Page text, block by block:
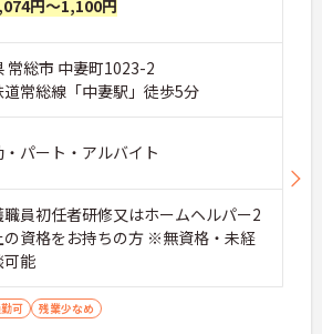
円～1,100円
常総市 中妻町1023-2
道常総線「中妻駅」徒歩5分
パート・アルバイト
員初任者研修又はホームヘルパー2
の資格をお持ちの方 ※無資格・未経
可能
可 残業少なめ